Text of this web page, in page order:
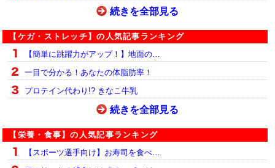
続きを全部見る
【ケガ・ストレッチ】の人気記事ランキング
【簡単に跳躍力がアップ！】地面の…
一目で分かる！あなたの体脂肪率！
プロテイン代わり!? きなこ牛乳
続きを全部見る
【栄養・食事】の人気記事ランキング
【スポーツ選手向け】お寿司を食べ…